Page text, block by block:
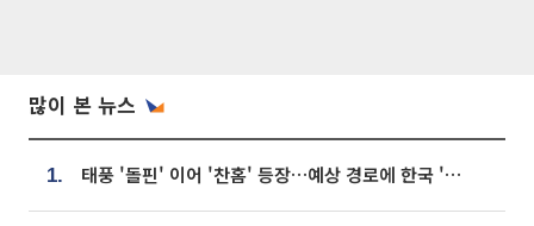
많이 본 뉴스
1. 태풍 '돌핀' 이어 '찬홈' 등장…예상 경로에 한국 '한숨'